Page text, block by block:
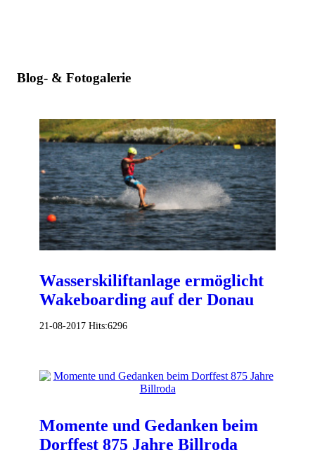
Blog- & Fotogalerie
Wasserskiliftanlage ermöglicht
Wakeboarding auf der Donau
21-08-2017 Hits:6296
Momente und Gedanken beim
Dorffest 875 Jahre Billroda